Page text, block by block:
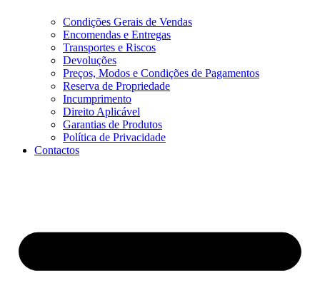
Condições Gerais de Vendas
Encomendas e Entregas
Transportes e Riscos
Devoluções
Preços, Modos e Condições de Pagamentos
Reserva de Propriedade
Incumprimento
Direito Aplicável
Garantias de Produtos
Política de Privacidade
Contactos